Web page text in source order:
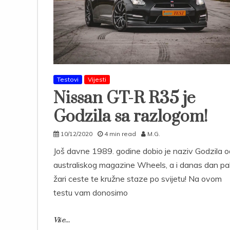
Testovi Vijesti
Nissan GT-R R35 je
Godzila sa razlogom!
10/12/2020 4 min read M.G.
Još davne 1989. godine dobio je naziv Godzila
australiskog magazine Wheels, a i danas dan
žari ceste te kružne staze po svijetu! Na ovom
testu vam donosimo
Više...